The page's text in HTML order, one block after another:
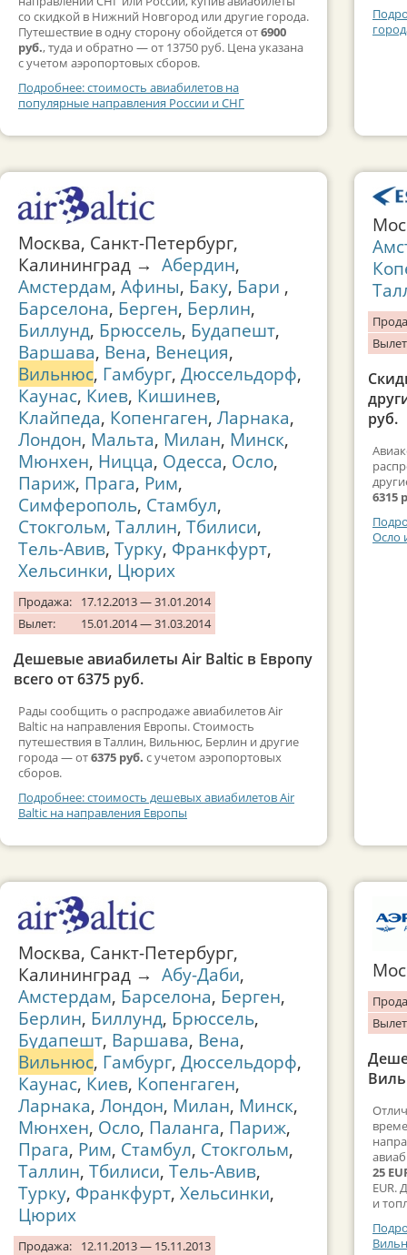
со скидкой в Нижний Новгород или другие города.
Путешествие в одну сторону обойдется от6900
руб., туда и обратно — от 13750 руб. Цена указана
с учетом аэропортовых сборов.
Подробнее: стоимость авиабилетов на
популярные направления России и СНГ
Москва, Санкт-Петербург,
Калининград → Абердин,
Амстердам, Афины, Баку, Бари ,
Барселона, Берген, Берлин,
Биллунд, Брюссель, Будапешт,
Варшава, Вена, Венеция,
Вильнюс, Гамбург, Дюссельдорф,
Каунас, Киев, Кишинев,
Клайпеда, Копенгаген, Ларнака,
Лондон, Мальта, Милан, Минск,
Мюнхен, Ницца, Одесса, Осло,
Париж, Прага, Рим,
Симферополь, Стамбул,
Стокгольм, Таллин, Тбилиси,
Тель-Авив, Турку, Франкфурт,
Хельсинки, Цюрих
Продажа:
17.12.2013 — 31.01.2014
Вылет:
15.01.2014 — 31.03.2014
Дешевые авиабилеты Air Baltic в Европу
всего от 6375 руб.
Рады сообщить о распродаже авиабилетов Air
Baltic на направления Европы. Стоимость
путешествия в Таллин, Вильнюс, Берлин и другие
города — от6375 руб. с учетом аэропортовых
сборов.
Подробнее: стоимость дешевых авиабилетов Air
Baltic на направления Европы
Москва, Санкт-Петербург,
Калининград → Абу-Даби,
Амстердам, Барселона, Берген,
Берлин, Биллунд, Брюссель,
Будапешт, Варшава, Вена,
Вильнюс, Гамбург, Дюссельдорф,
Каунас, Киев, Копенгаген,
Ларнака, Лондон, Милан, Минск,
Мюнхен, Осло, Паланга, Париж,
Прага, Рим, Стамбул, Стокгольм,
Таллин, Тбилиси, Тель-Авив,
Турку, Франкфурт, Хельсинки,
Цюрих
Продажа:
12.11.2013 — 15.11.2013
руб.
6315
Осло
25
EUR.
и